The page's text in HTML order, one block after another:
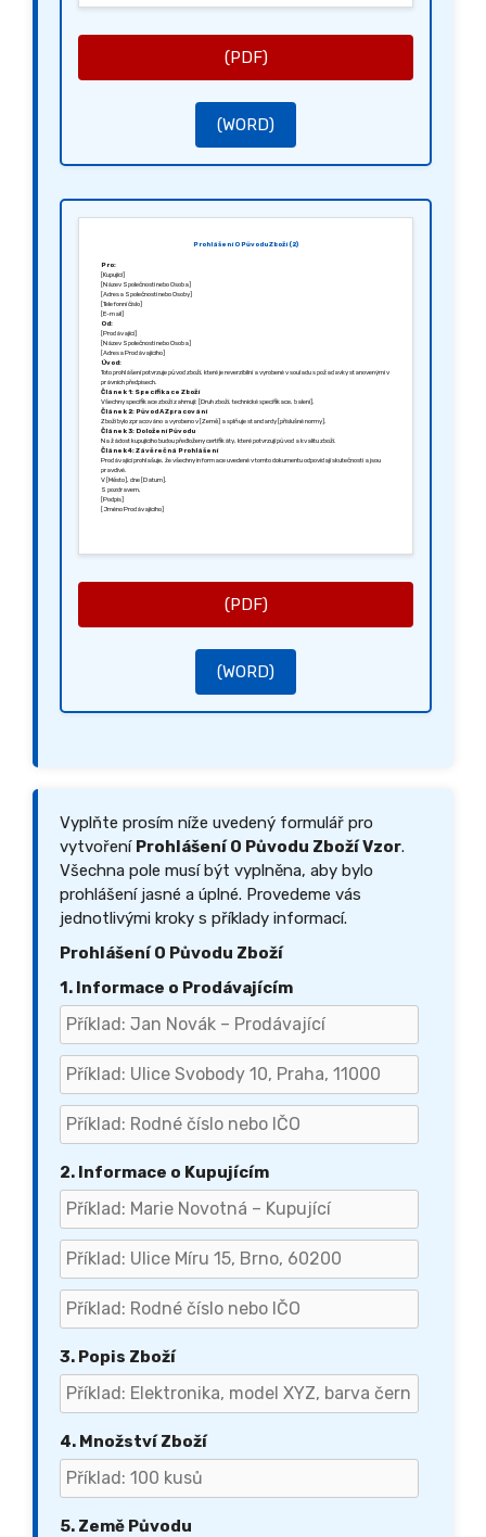
(PDF)
(WORD)
Prohlášení O Původu Zboží (2)
Pro:
[Kupující]
[Název Společnosti nebo Osoba]
[Adresa Společnosti nebo Osoby]
[Telefonní číslo]
[E-mail]
Od:
[Prodávající]
[Název Společnosti nebo Osoba]
[Adresa Prodávajícího]
Úvod:
Toto prohlášení potvrzuje původ zboží, které je reverzibilní a vyrobené v souladu s požadavky stanovenými v
právních předpisech.
Článek 1: Specifikace Zboží
Všechny specifikace zboží zahrnují: [Druh zboží, technické specifikace, balení].
Článek 2: Původ A Zpracování
Zboží bylo zpracováno a vyrobeno v [Země] a splňuje standardy [příslušné normy].
Článek 3: Doložení Původu
Na žádost kupujícího budou předloženy certifikáty, které potvrzují původ a kvalitu zboží.
Článek 4: Závěrečná Prohlášení
Prodávající prohlašuje, že všechny informace uvedené v tomto dokumentu odpovídají skutečnosti a jsou
pravdivé.
V [Město], dne [Datum].
S pozdravem,
[Podpis]
[Jméno Prodávajícího]
(PDF)
(WORD)
Vyplňte prosím níže uvedený formulář pro
vytvoření Prohlášení O Původu Zboží Vzor.
Všechna pole musí být vyplněna, aby bylo
prohlášení jasné a úplné. Provedeme vás
jednotlivými kroky s příklady informací.
Prohlášení O Původu Zboží
1. Informace o Prodávajícím
2. Informace o Kupujícím
3. Popis Zboží
4. Množství Zboží
5. Země Původu